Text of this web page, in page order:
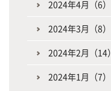
2024年4月（6）
2024年3月（8）
2024年2月（14）
2024年1月（7）